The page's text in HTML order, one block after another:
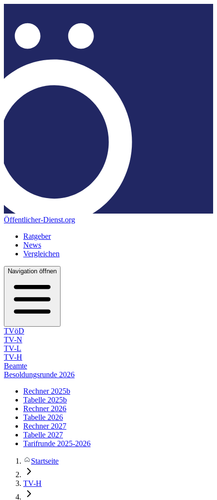
Öffentlicher-Dienst.org
Ratgeber
News
Vergleichen
Navigation öffnen
TVöD
TV-N
TV-L
TV-H
Beamte
Besoldungsrunde 2026
Rechner 2025b
Tabelle 2025b
Rechner 2026
Tabelle 2026
Rechner 2027
Tabelle 2027
Tarifrunde 2025-2026
Startseite
TV-H